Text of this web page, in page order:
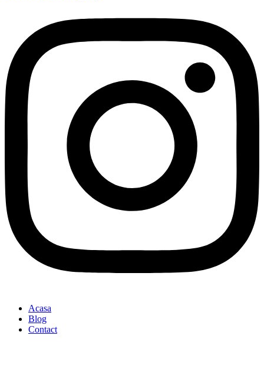
Acasa
Blog
Contact